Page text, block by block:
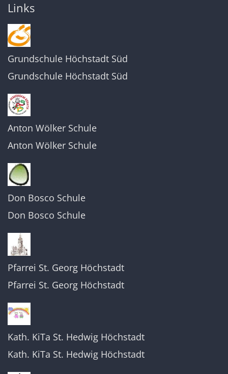
Links
Grundschule Höchstadt Süd
Grundschule Höchstadt Süd
Anton Wölker Schule
Anton Wölker Schule
Don Bosco Schule
Don Bosco Schule
Pfarrei St. Georg Höchstadt
Pfarrei St. Georg Höchstadt
Kath. KiTa St. Hedwig Höchstadt
Kath. KiTa St. Hedwig Höchstadt